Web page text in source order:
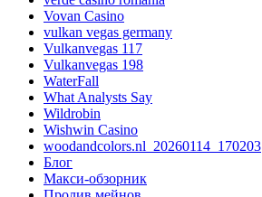
Vovan Casino
vulkan vegas germany
Vulkanvegas 117
Vulkanvegas 198
WaterFall
What Analysts Say
Wildrobin
Wishwin Casino
woodandcolors.nl_20260114_170203
Блог
Макси-обзорник